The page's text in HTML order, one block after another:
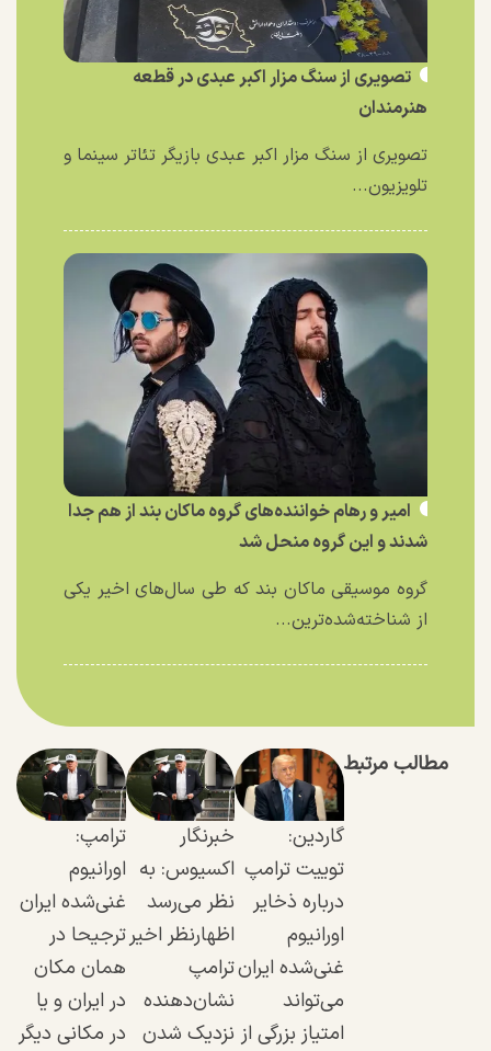
تصویری از سنگ مزار اکبر عبدی در قطعه
هنرمندان
تصویری از سنگ مزار اکبر عبدی بازیگر تئاتر سینما و
تلویزیون...
امیر و رهام خواننده‌های گروه ماکان بند از هم جدا
شدند و این گروه منحل شد
گروه موسیقی ماکان بند که طی سال‌های اخیر یکی
از شناخته‌شده‌ترین...
مطالب مرتبط
گاردین:
توییت ترامپ
درباره ذخایر
اورانیوم
غنی‌شده ایران
می‌تواند
امتیاز بزرگی از
خبرنگار
اکسیوس: به
نظر می‌رسد
اظهارنظر اخیر
ترامپ
نشان‌دهنده
نزدیک شدن
ترامپ:
اورانیوم
غنی‌شده ایران
ترجیحا در
همان مکان
در ایران و یا
در مکانی دیگر